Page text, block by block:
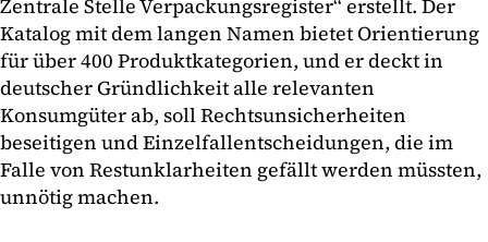
Zentrale Stelle Verpackungsregister“ erstellt. Der
Katalog mit dem langen Namen bietet Orientierung
für über 400 Produktkategorien, und er deckt in
deutscher Gründlichkeit alle relevanten
Konsumgüter ab, soll Rechtsunsicherheiten
beseitigen und Einzelfallentscheidungen, die im
Falle von Restunklarheiten gefällt werden müssten,
unnötig machen.